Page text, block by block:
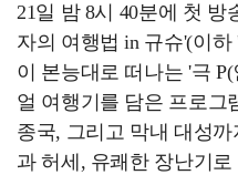
21일 밤 8시 40분에 첫 방
자의 여행법 in 규슈'(이
이 본능대로 떠나는 '극
얼 여행기를 담은 프로그
종국, 그리고 막내 대성
과 허세, 유쾌한 장난기